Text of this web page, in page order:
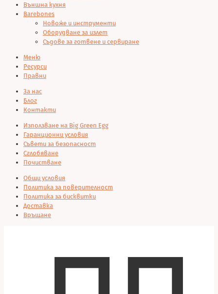
Външна кухня
Barebones
Новоже и инструменти
Оборудване за излет
Съдове за готвене и сервиране
Меню
Ресурси
Правни
За нас
Блог
Контакти
Използване на Big Green Egg
Гаранционни условия
Съвети за безопасност
Сглобяване
Почистване
Общи условия
Политика за поверителност
Политика за бисквитки
Доставка
Връщане